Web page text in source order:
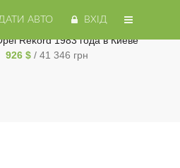
АВТО ВХІД
/Opel /Rekord/
Rekord 1983 года в Киеве
926 $ / 41 346 грн